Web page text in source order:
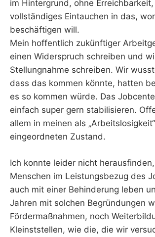
im Hintergrund, ohne
vollständiges Eintauchen in das,
beschäftigen will.
Mein hoffentlich zukünftiger
einen Widerspruch schreiben und
Stellungnahme schreiben. Wir
dass das kommen könnte, hatten
es so kommen würde. Das
einfach super gern stabilisieren.
allem in meinen als „Arbeitslosigkeit“
eingeordneten Zustand.
Ich konnte leider nicht
Menschen im Leistungsbezug des
auch mit einer Behinderung leben
Jahren mit solchen Begründungen
Fördermaßnahmen, noch
Kleinststellen, wie die, die wir